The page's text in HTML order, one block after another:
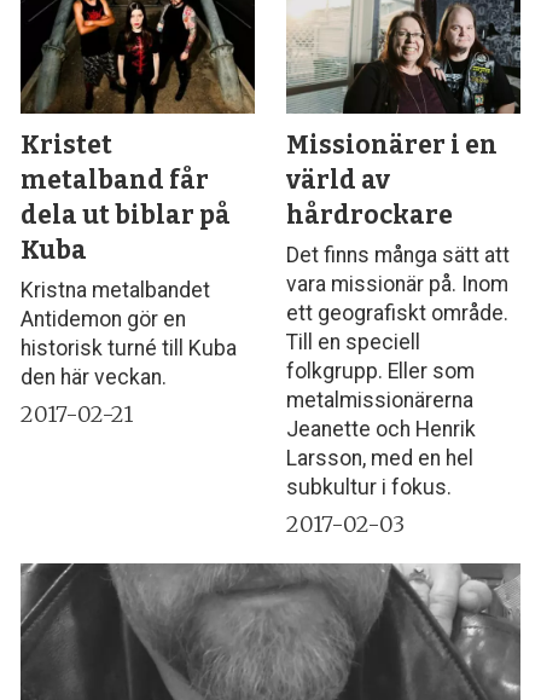
Kristet
metalband får
dela ut biblar på
Kuba
Kristna metalbandet
Antidemon gör en
historisk turné till Kuba
den här veckan.
2017-02-21
Missionärer i en
värld av
hårdrockare
Det finns många sätt att
vara missionär på. Inom
ett geografiskt område.
Till en speciell
folkgrupp. Eller som
metalmissionärerna
Jeanette och Henrik
Larsson, med en hel
subkultur i fokus.
2017-02-03